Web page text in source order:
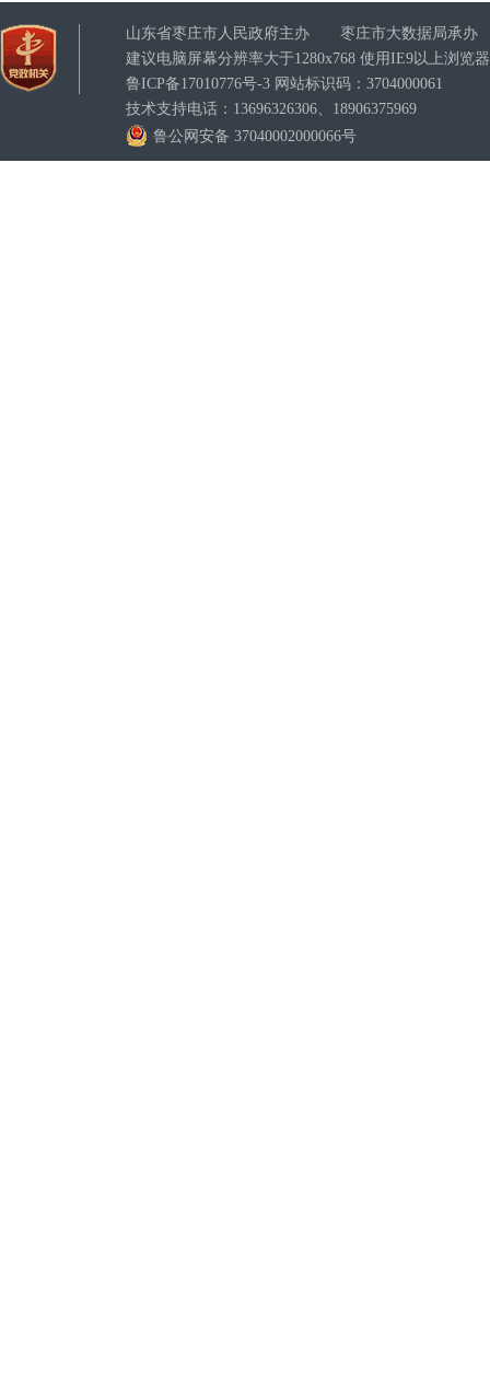
山东省枣庄市人民政府主办 枣庄市大数据局承办
建议电脑屏幕分辨率大于1280x768 使用IE9以上浏览
鲁ICP备17010776号-3 网站标识码：3704000061
技术支持电话：13696326306、18906375969
鲁公网安备 37040002000066号